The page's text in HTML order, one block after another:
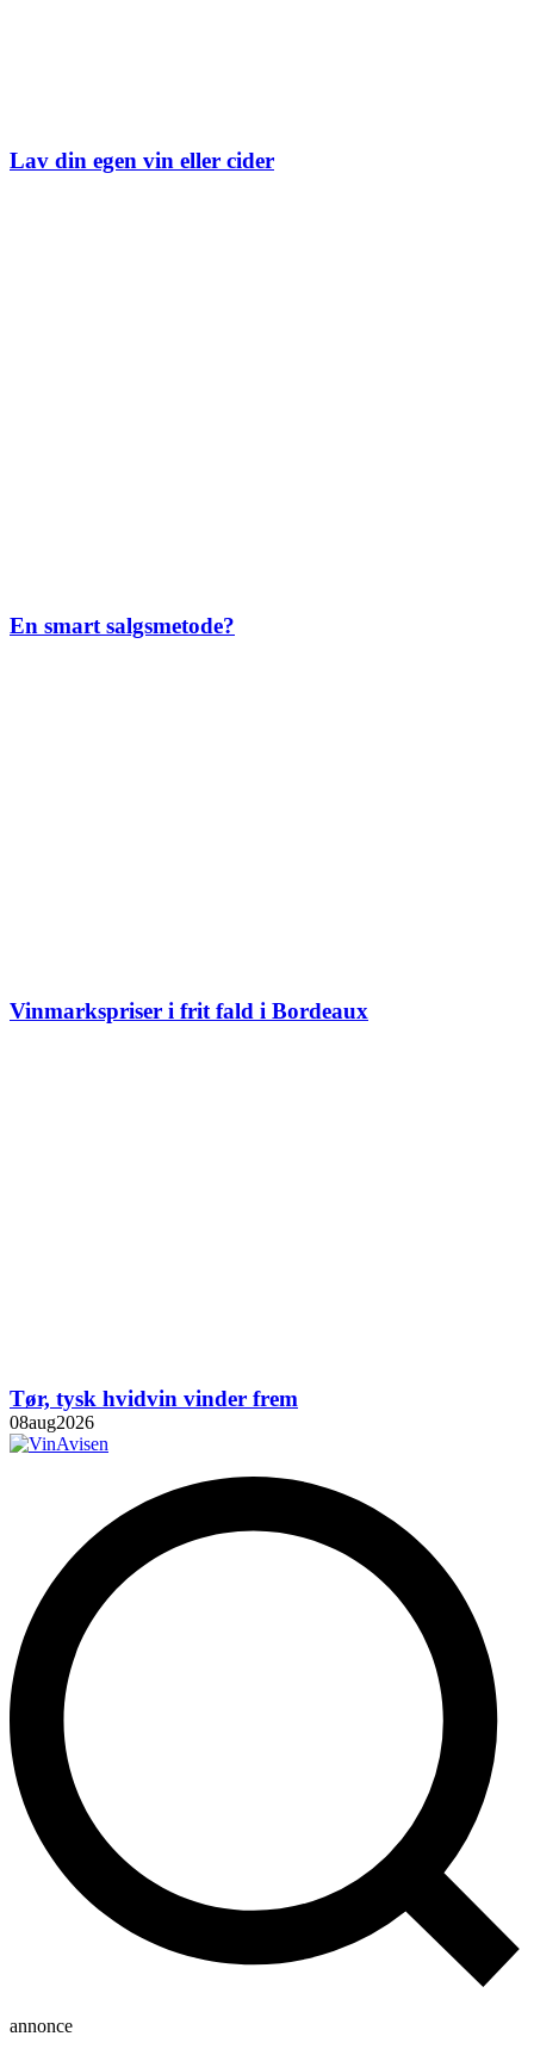
Lav din egen vin eller cider
En smart salgsmetode?
Vinmarkspriser i frit fald i Bordeaux
Tør, tysk hvidvin vinder frem
08aug2026
annonce